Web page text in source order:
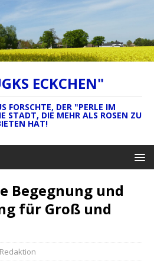
ECKCHEN"
FORSCHTE, DER "PERLE IM
STADT, DIE MEHR ALS ROSEN ZU
HAT!
Begegnung und
für Groß und
Redaktion